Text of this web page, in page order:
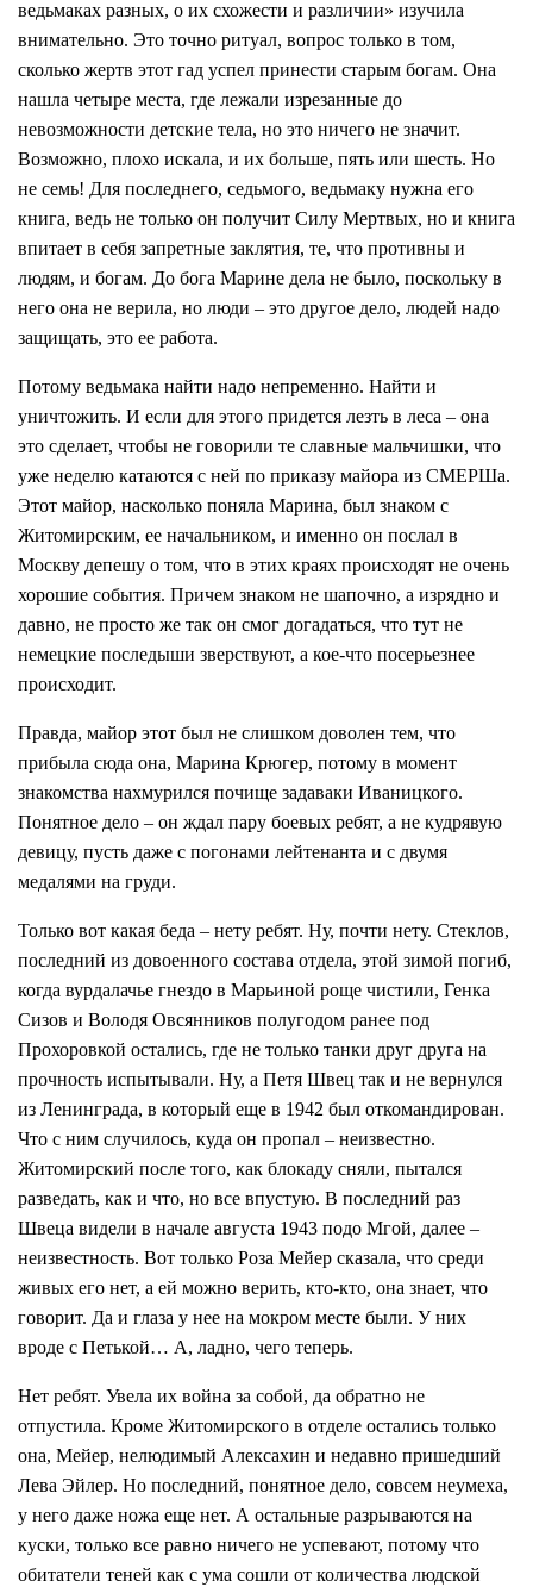
ведьмаках разных, о их схожести и различии» изучила
внимательно. Это точно ритуал, вопрос только в том,
сколько жертв этот гад успел принести старым богам. Она
нашла четыре места, где лежали изрезанные до
невозможности детские тела, но это ничего не значит.
Возможно, плохо искала, и их больше, пять или шесть. Но
не семь! Для последнего, седьмого, ведьмаку нужна его
книга, ведь не только он получит Силу Мертвых, но и книга
впитает в себя запретные заклятия, те, что противны и
людям, и богам. До бога Марине дела не было, поскольку в
него она не верила, но люди – это другое дело, людей надо
защищать, это ее работа.
Потому ведьмака найти надо непременно. Найти и
уничтожить. И если для этого придется лезть в леса – она
это сделает, чтобы не говорили те славные мальчишки, что
уже неделю катаются с ней по приказу майора из СМЕРШа.
Этот майор, насколько поняла Марина, был знаком с
Житомирским, ее начальником, и именно он послал в
Москву депешу о том, что в этих краях происходят не очень
хорошие события. Причем знаком не шапочно, а изрядно и
давно, не просто же так он смог догадаться, что тут не
немецкие последыши зверствуют, а кое-что посерьезнее
происходит.
Правда, майор этот был не слишком доволен тем, что
прибыла сюда она, Марина Крюгер, потому в момент
знакомства нахмурился почище задаваки Иваницкого.
Понятное дело – он ждал пару боевых ребят, а не кудрявую
девицу, пусть даже с погонами лейтенанта и с двумя
медалями на груди.
Только вот какая беда – нету ребят. Ну, почти нету. Стеклов,
последний из довоенного состава отдела, этой зимой погиб,
когда вурдалачье гнездо в Марьиной роще чистили, Генка
Сизов и Володя Овсянников полугодом ранее под
Прохоровкой остались, где не только танки друг друга на
прочность испытывали. Ну, а Петя Швец так и не вернулся
из Ленинграда, в который еще в 1942 был откомандирован.
Что с ним случилось, куда он пропал – неизвестно.
Житомирский после того, как блокаду сняли, пытался
разведать, как и что, но все впустую. В последний раз
Швеца видели в начале августа 1943 подо Мгой, далее –
неизвестность. Вот только Роза Мейер сказала, что среди
живых его нет, а ей можно верить, кто-кто, она знает, что
говорит. Да и глаза у нее на мокром месте были. У них
вроде с Петькой… А, ладно, чего теперь.
Нет ребят. Увела их война за собой, да обратно не
отпустила. Кроме Житомирского в отделе остались только
она, Мейер, нелюдимый Алексахин и недавно пришедший
Лева Эйлер. Но последний, понятное дело, совсем неумеха,
у него даже ножа еще нет. А остальные разрываются на
куски, только все равно ничего не успевают, потому что
обитатели теней как с ума сошли от количества людской